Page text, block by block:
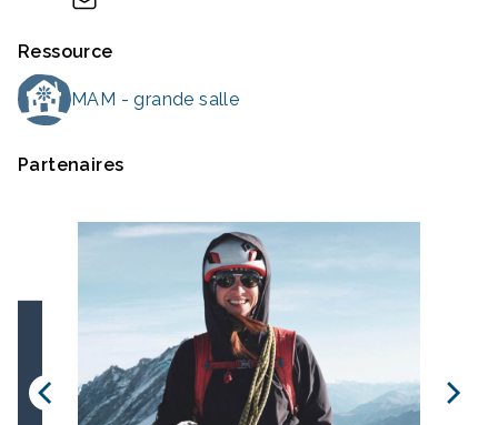
Ressource
MAM - grande salle
Partenaires